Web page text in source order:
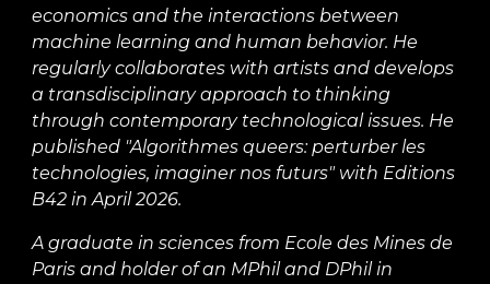
economics and the interactions between
machine learning and human behavior. He
regularly collaborates with artists and develops
a transdisciplinary approach to thinking
through contemporary technological issues. He
published "Algorithmes queers: perturber les
technologies, imaginer nos futurs" with Editions
B42 in April 2026.
A graduate in sciences from Ecole des Mines de
Paris and holder of an MPhil and DPhil in